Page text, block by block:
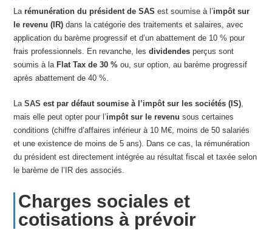
Larémunération du président de SAS est soumise à l’impôt sur
le revenu (IR) dans la catégorie des traitements et salaires, avec
application du barème progressif et d’un abattement de 10 % pour
frais professionnels. En revanche, lesdividendes perçus sont
soumis à la Flat Tax de 30 % ou, sur option, au barème progressif
après abattement de 40 %.
LaSAS est par défaut soumise à l’impôt sur les sociétés (IS),
mais elle peut opter pour l’impôt sur le revenu sous certaines
conditions (chiffre d’affaires inférieur à 10 M€, moins de 50 salariés
et une existence de moins de 5 ans). Dans ce cas, la rémunération
du président est directement intégrée au résultat fiscal et taxée selon
le barème de l’IR des associés.
Charges sociales et
cotisations à prévoir